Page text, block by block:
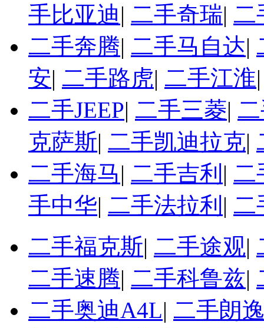
手比亚迪| 二手奇瑞| 二
二手奔腾| 二手马自达|
安| 二手路虎| 二手江淮
二手JEEP| 二手三菱|
克萨斯| 二手凯迪拉克|
二手海马| 二手吉利 | 二
手中华| 二手法拉利 | 二
二手福克斯| 二手途观|
二手速腾| 二手科鲁兹|
二手奥迪A4L| 二手朗